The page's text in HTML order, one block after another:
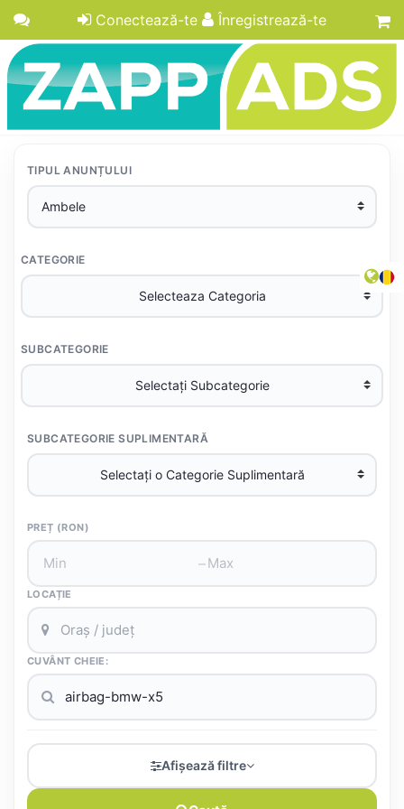
Conectează-te Înregistrează-te
TIPUL ANUNȚULUI
CATEGORIE
SUBCATEGORIE
SUBCATEGORIE SUPLIMENTARĂ
PREȚ (RON)
–
LOCAȚIE
CUVÂNT CHEIE:
Afișează filtre